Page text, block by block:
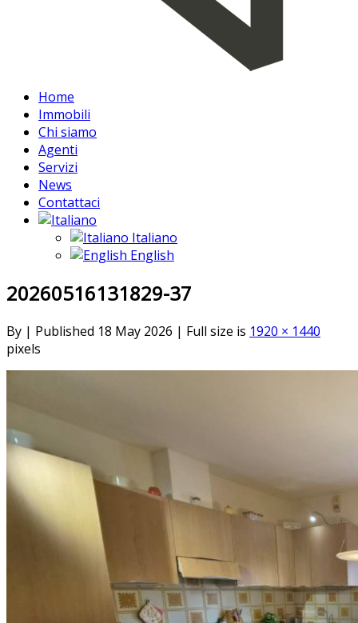
Home
Immobili
Chi siamo
Agenti
Servizi
News
Contattaci
Italiano
English
20260516131829-37
By | Published 18 May 2026 | Full size is 1920 × 1440
pixels